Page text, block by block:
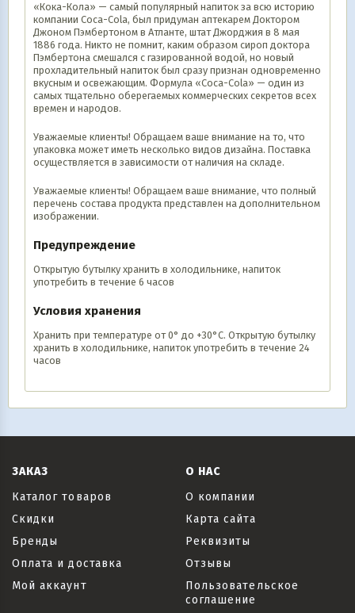
«Кока-Кола» — самый популярный напиток за всю историю
компании Coca-Cola, был придуман аптекарем Доктором
Джоном Пэмбертоном в Атланте, штат Джорджия в 8 мая
1886 года. Никто не помнит, каким образом сироп доктора
Пэмбертона смешался с газированной водой, но новый
прохладительный напиток был сразу признан одновременно
вкусным и освежающим. Формула «Coca-Cola» — один из
самых тщательно оберегаемых коммерческих секретов всех
времен и народов.
Уважаемые клиенты! Обращаем ваше внимание на то, что
упаковка может иметь несколько видов дизайна. Поставка
осуществляется в зависимости от наличия на складе.
Уважаемые клиенты! Обращаем ваше внимание, что полный
перечень состава продукта представлен на дополнительном
изображении.
Предупреждение
Открытую бутылку хранить в холодильнике, напиток
употребить в течение 6 часов
Условия хранения
Хранить при температуре от 0° до +30°С. Открытую бутылку
хранить в холодильнике, напиток употребить в течение 24
часов
ЗАКАЗ
Каталог товаров
Скидки
Бренды
Оплата и доставка
Мой аккаунт
О НАС
О компании
Карта сайта
Реквизиты
Отзывы
Пользовательское
соглашение